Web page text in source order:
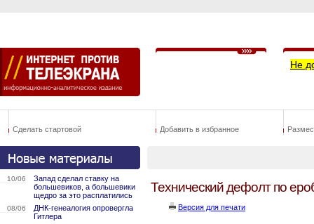
Не
Сделать стартовой Добавить в избранное
10/06
Запад сделал ставку на
большевиков, а большевики
щедро за это расплатились
08/06
ДНК-генеалогия опровергла
Гитлера
Технический дефолт по
Версия для печати